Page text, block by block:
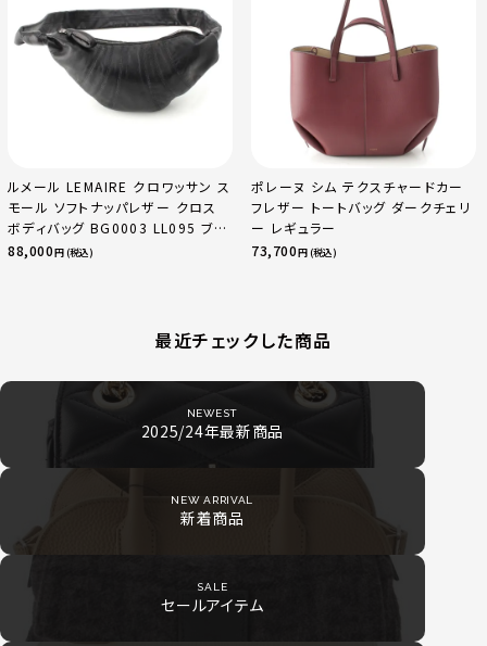
ルメール LEMAIRE クロワッサン ス
モール ソフトナッパレザー クロス
ボディバッグ BG0003 LL095 ブラ
ック
88,000円 (税込)
ポレーヌ シム テクスチャードカー
フレザー トートバッグ ダークチェリ
ー レギュラー
73,700円 (税込)
最近チェックした商品
NEWEST
2025/24年最新商品
NEW ARRIVAL
新着商品
SALE
セールアイテム